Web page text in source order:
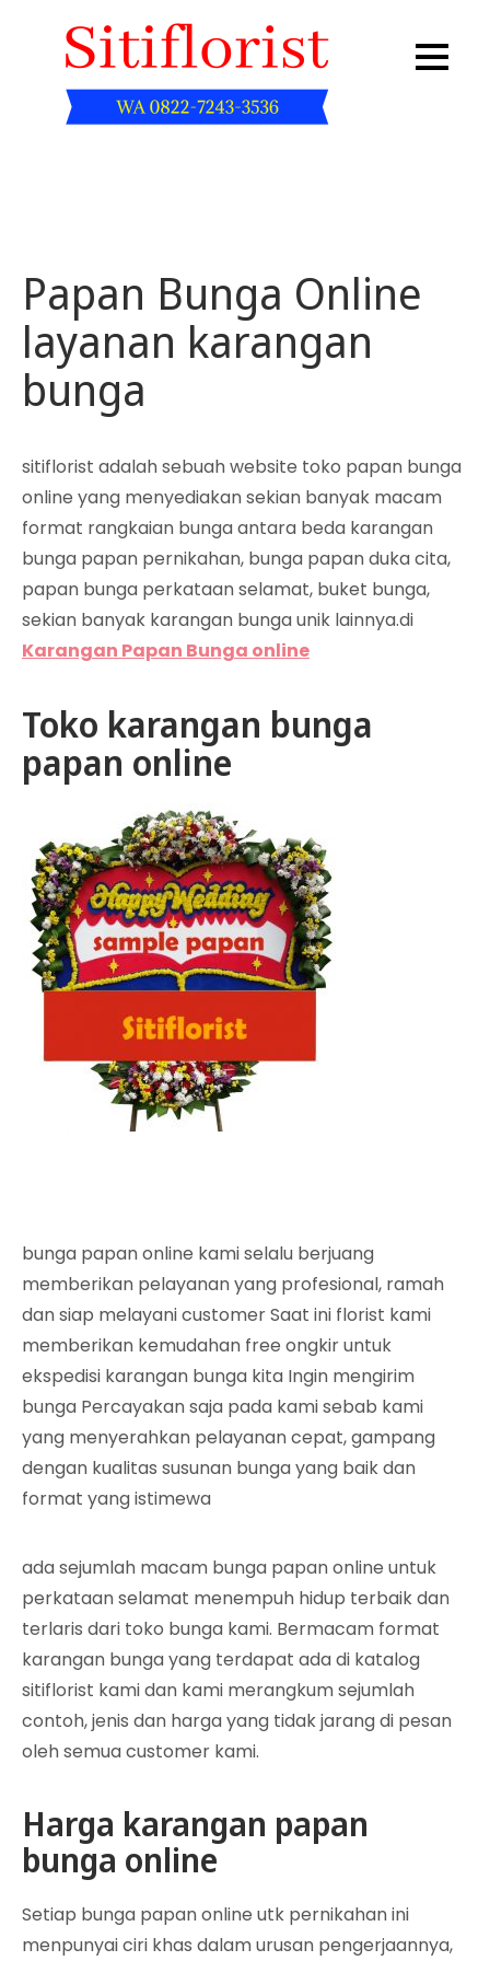
content
Papan Bunga Online
layanan karangan
bunga
sitiflorist adalah sebuah website toko papan bunga
online yang menyediakan sekian banyak macam
format rangkaian bunga antara beda karangan
bunga papan pernikahan, bunga papan duka cita,
papan bunga perkataan selamat, buket bunga,
sekian banyak karangan bunga unik lainnya.di
Karangan Papan Bunga online
Toko karangan bunga
papan online
bunga papan online kami selalu berjuang
memberikan pelayanan yang profesional, ramah
dan siap melayani customer Saat ini florist kami
memberikan kemudahan free ongkir untuk
ekspedisi karangan bunga kita Ingin mengirim
bunga Percayakan saja pada kami sebab kami
yang menyerahkan pelayanan cepat, gampang
dengan kualitas susunan bunga yang baik dan
format yang istimewa
ada sejumlah macam bunga papan online untuk
perkataan selamat menempuh hidup terbaik dan
terlaris dari toko bunga kami. Bermacam format
karangan bunga yang terdapat ada di katalog
sitiflorist kami dan kami merangkum sejumlah
contoh, jenis dan harga yang tidak jarang di pesan
oleh semua customer kami.
Harga karangan papan
bunga online
Setiap bunga papan online utk pernikahan ini
menpunyai ciri khas dalam urusan pengerjaannya,